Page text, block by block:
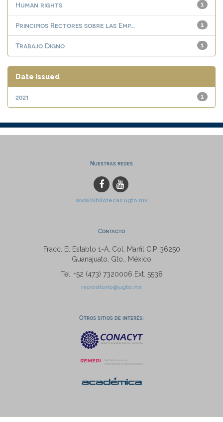
1
Human rights
1
Principios Rectores sobre las Emp...
1
Trabajo Digno
Date issued
1
2021
Nuestras redes
www.bibliotecas.ugto.mx
Contacto
Fracc. El Establo 1-A, Col. Marfil C.P. 36250
Guanajuato, Gto., México
Tel: +52 (473) 7320006 Ext. 5538
repositorio@ugto.mx
Otros sitios de interés: